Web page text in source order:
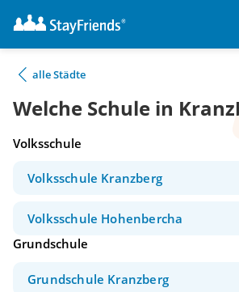
alle Städte
Welche Schule in
Volksschule
Volksschule Kranzberg
Volksschule Hohenbercha
Grundschule
Grundschule Kranzberg